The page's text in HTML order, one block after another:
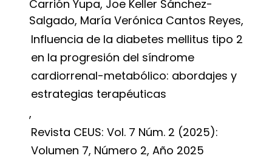
Carrión Yupa, Joe Keller Sánchez-
Salgado, María Verónica Cantos Reyes,
Influencia de la diabetes mellitus tipo 2
en la progresión del síndrome
cardiorrenal-metabólico: abordajes y
estrategias terapéuticas
,
Revista CEUS: Vol. 7 Núm. 2 (2025):
Volumen 7, Número 2, Año 2025